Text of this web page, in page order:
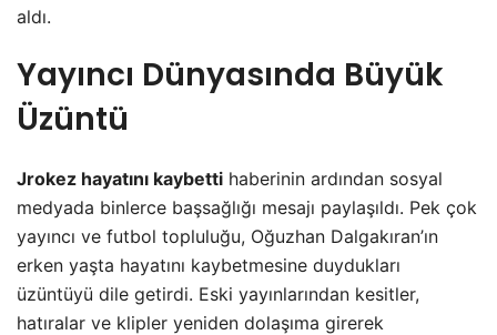
aldı.
Yayıncı Dünyasında Büyük
Üzüntü
Jrokez hayatını kaybetti haberinin ardından sosyal
medyada binlerce başsağlığı mesajı paylaşıldı. Pek çok
yayıncı ve futbol topluluğu, Oğuzhan Dalgakıran’ın
erken yaşta hayatını kaybetmesine duydukları
üzüntüyü dile getirdi. Eski yayınlarından kesitler,
hatıralar ve klipler yeniden dolaşıma girerek